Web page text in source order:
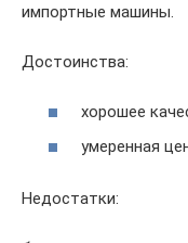
импортные машины.
Достоинства:
хорошее
умеренная
Недостатки: